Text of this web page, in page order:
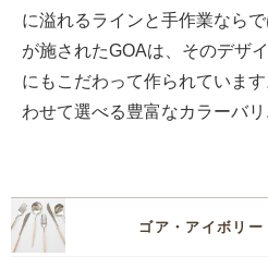
に溢れるラインと手作業なら
が施されたGOAは、そのデザ
にもこだわって作られていま
わせて選べる豊富なカラーバ
ゴア・アイボリ